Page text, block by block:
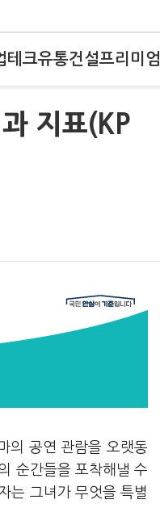
테크유통건설프리미엄
지표(KP
의 공연 관람을 오랫동
순간들을 포착해낼 수
는 그녀가 무엇을 특별